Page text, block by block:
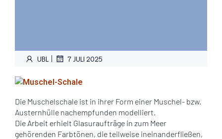
UBL | 7 JULI 2025
Die Muschelschale ist in ihrer Form einer Muschel- bzw.
Austernhülle nachempfunden modelliert.
Die Arbeit erhielt Glasuraufträge in zum Meer
gehörenden Farbtönen, die teilweise ineinanderfließen,